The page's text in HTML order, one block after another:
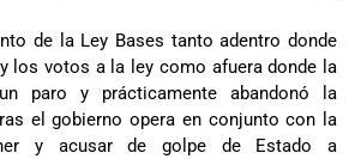
de la Ley Bases tanto adentro donde
los votos a la ley como afuera donde la
paro y prácticamente abandonó la
el gobierno opera en conjunto con la
y acusar de golpe de Estado a